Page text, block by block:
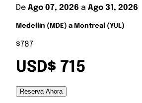
De Ago 07, 2026 a Ago 31, 2026
Medellín (MDE) a Montreal (YUL)
$787
USD$ 715
Reserva Ahora